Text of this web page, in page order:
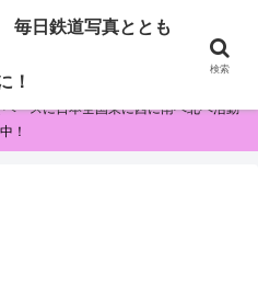
鉄道写真とともに！
ースに日本全国東に西に南へ北へ活動
中！
日鉄道写真ととも
！
検索